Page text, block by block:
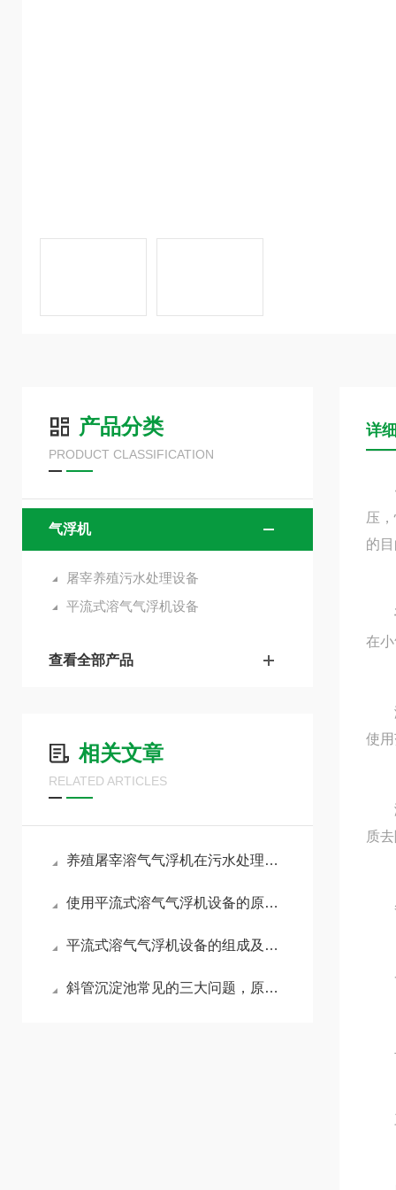
产品分类
PRODUCT CLASSIFICATION
气浮机
屠宰养殖污水处理设备
平流式溶气气浮机设备
查看全部产品
相关文章
RELATED ARTICLES
养殖屠宰溶气气浮机在污水处理中的具体应用有哪些？
使用平流式溶气气浮机设备的原因，是它具有的这些特点
平流式溶气气浮机设备的组成及优势
斜管沉淀池常见的三大问题，原因都在这里
详
压
的
在
溶
使
溶
质
冬
一
三